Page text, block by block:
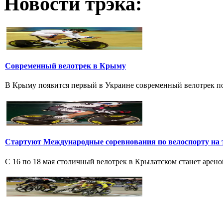
Современный велотрек в Крыму
В Крыму появится первый в Украине современный велотрек
Стартуют Международные соревнования по велоспорту на
С 16 по 18 мая столичный велотрек в Крылатском станет